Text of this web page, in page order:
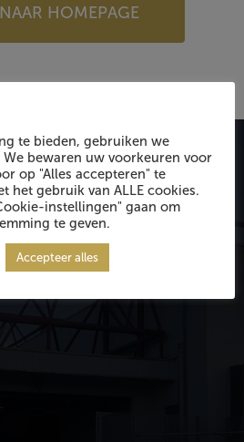
HOMEPAGE
Services
te bieden, gebruiken we
bewaren uw voorkeuren voor
op "Alles accepteren" te
het gebruik van ALLE cookies.
instellingen" gaan om
te geven.
Accepteer alles